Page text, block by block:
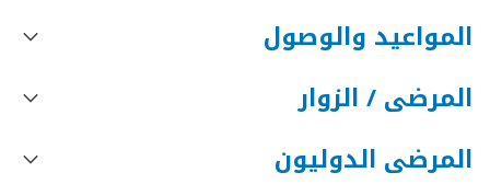
المواعيد والوصول
المرضى / الزوار
المرضى الدوليون